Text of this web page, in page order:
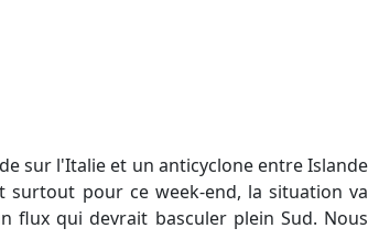
pour ce week-end, la situation va
flux qui devrait basculer plein Sud. Nous